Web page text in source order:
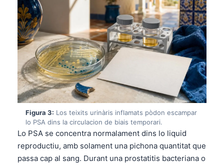
Figura 3: Los teixits urinàris inflamats pòdon escampar
lo PSA dins la circulacion de biais temporari.
Lo PSA se concentra normalament dins lo liquid
reproductiu, amb solament una pichona quantitat que
passa cap al sang. Durant una prostatitis bacteriana o